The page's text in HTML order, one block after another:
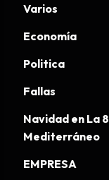
Varios
Economía
Politica
Fallas
Navidad en La 8
Mediterráneo
EMPRESA